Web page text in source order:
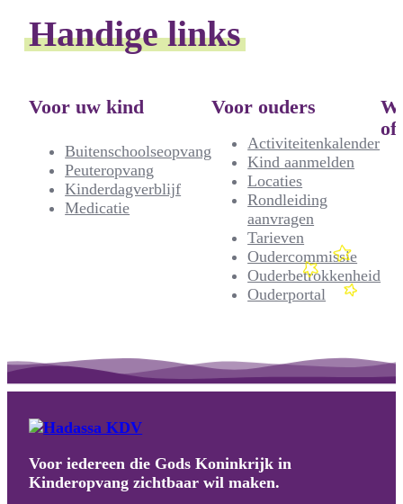
Handige links
Voor uw kind
Buitenschoolseopvang
Peuteropvang
Kinderdagverblijf
Medicatie
Voor ouders
Activiteitenkalender
Kind aanmelden
Locaties
Rondleiding
aanvragen
Tarieven
Oudercommissie
Ouderbetrokkenheid
Ouderportal
of
Voor iedereen die Gods Koninkrijk in
Kinderopvang zichtbaar wil maken.